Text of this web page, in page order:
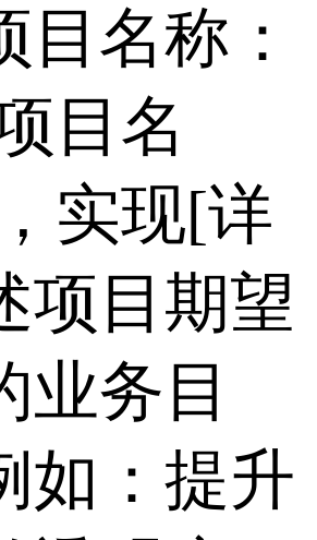
目名称：
目名
实现[详
项目期望
业务目
如：提升